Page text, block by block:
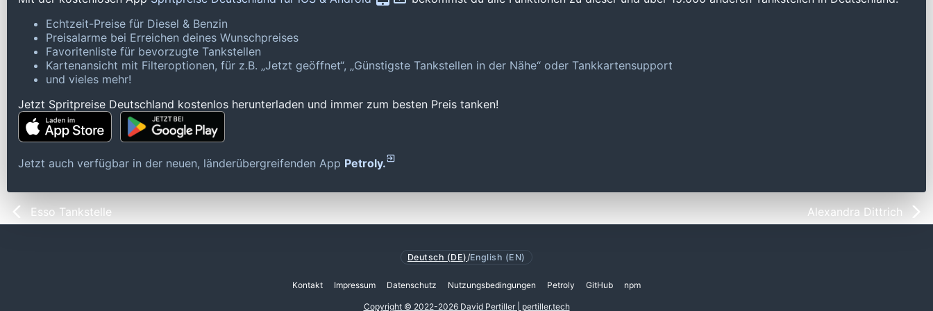
Echtzeit-Preise für Diesel & Benzin
Preisalarme bei Erreichen deines Wunschpreises
Favoritenliste für bevorzugte Tankstellen
Kartenansicht mit Filteroptionen, für z.B. „Jetzt geöffnet“, „Günstigste Tankstellen in der Nähe“ oder Tankkartensupport
und vieles mehr!
Jetzt Spritpreise Deutschland kostenlos herunterladen und immer zum besten Preis tanken!
Jetzt auch verfügbar in der neuen, länderübergreifenden App Petroly.
Esso Tankstelle Alexandra Dittrich
Deutsch (DE) /English (EN)
Kontakt Impressum Datenschutz Nutzungsbedingungen Petroly GitHub npm
Copyright © 2022-2026 David Pertiller | pertiller.tech